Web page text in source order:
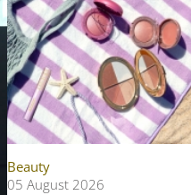
Beauty
05 August 2026